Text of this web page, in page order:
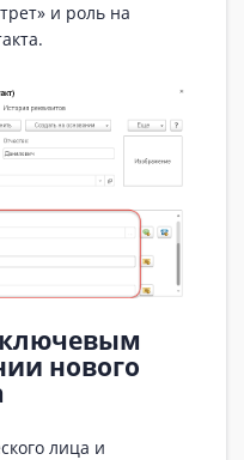
и роль на
ключевым
нового
лица и